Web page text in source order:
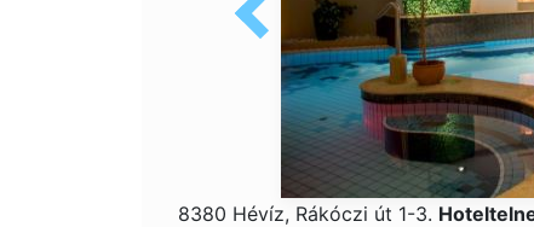
8380 Hévíz, Rákóczi út 1-3.